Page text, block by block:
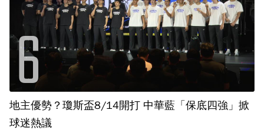
地主優勢？瓊斯盃8/14開打 中華藍「保底四強」掀
球迷熱議